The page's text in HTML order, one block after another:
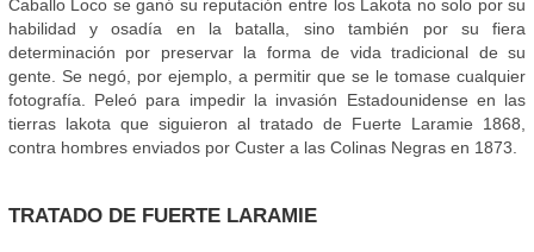
Caballo Loco se ganó su reputación entre los Lakota no solo por su
habilidad y osadía en la batalla, sino también por su fiera
determinación por preservar la forma de vida tradicional de su
gente. Se negó, por ejemplo, a permitir que se le tomase cualquier
fotografía. Peleó para impedir la invasión Estadounidense en las
tierras lakota que siguieron al tratado de Fuerte Laramie 1868,
contra hombres enviados por Custer a las Colinas Negras en 1873.
TRATADO DE FUERTE LARAMIE